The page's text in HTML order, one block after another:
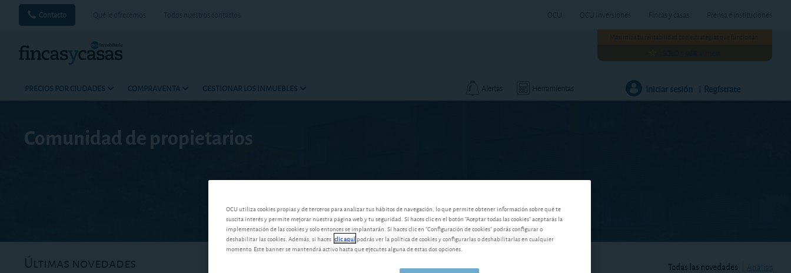
Contacto Qué le ofrecemos Todos nuestros contactos OCU OCU Inversiones Fincas y casas Prensa e instituciones
PRECIOS POR CIUDADES COMPRAVENTA GESTIONAR LOS INMUEBLES
Maximiza tu rentabilidad con estrategias que funcionan.
Iniciar sesión | Regístrate
Comunidad de propietarios
Últimas novedades Análisis
Todas las novedades
OCU utiliza cookies propias y de terceros para analizar tus hábitos de navegación, lo que permite obtener información sobre qué te
suscita interés y permite mejorar nuestra página web y tu seguridad. Si haces clic en el botón "Aceptar todas las cookies" aceptarás la
implementación de las cookies y solo entonces se implantarán. Si haces clic en "Configuración de cookies" podrás configurar o
deshabilitar las cookies. Además, si haces clic aquípodrás ver la política de cookies y configurarlas o deshabilitarlas en cualquier
momento. Este banner se mantendrá activo hasta que ejecutes alguna de estas dos opciones.